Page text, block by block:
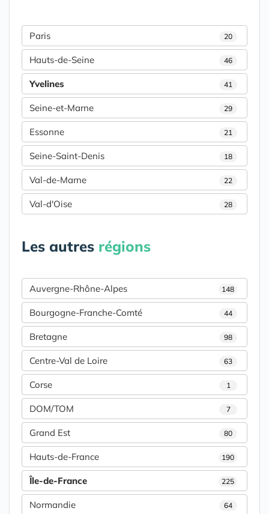
Paris 20
Hauts-de-Seine 46
Yvelines 41
Seine-et-Marne 29
Essonne 21
Seine-Saint-Denis 18
Val-de-Marne 22
Val-d'Oise 28
Les autres régions
Auvergne-Rhône-Alpes 148
Bourgogne-Franche-Comté 44
Bretagne 98
Centre-Val de Loire 63
Corse 1
DOM/TOM 7
Grand Est 80
Hauts-de-France 190
Île-de-France 225
Normandie 64